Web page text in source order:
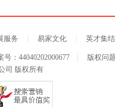
服务 易家文化 英才集
号： 44040202000677
版权问
司 版权所有